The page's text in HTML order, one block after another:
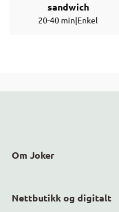
sandwich
20-40 min|Enkel
Om Joker
Nettbutikk og digitalt